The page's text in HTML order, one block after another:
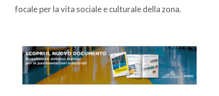
focale per la vita sociale e culturale della zona.